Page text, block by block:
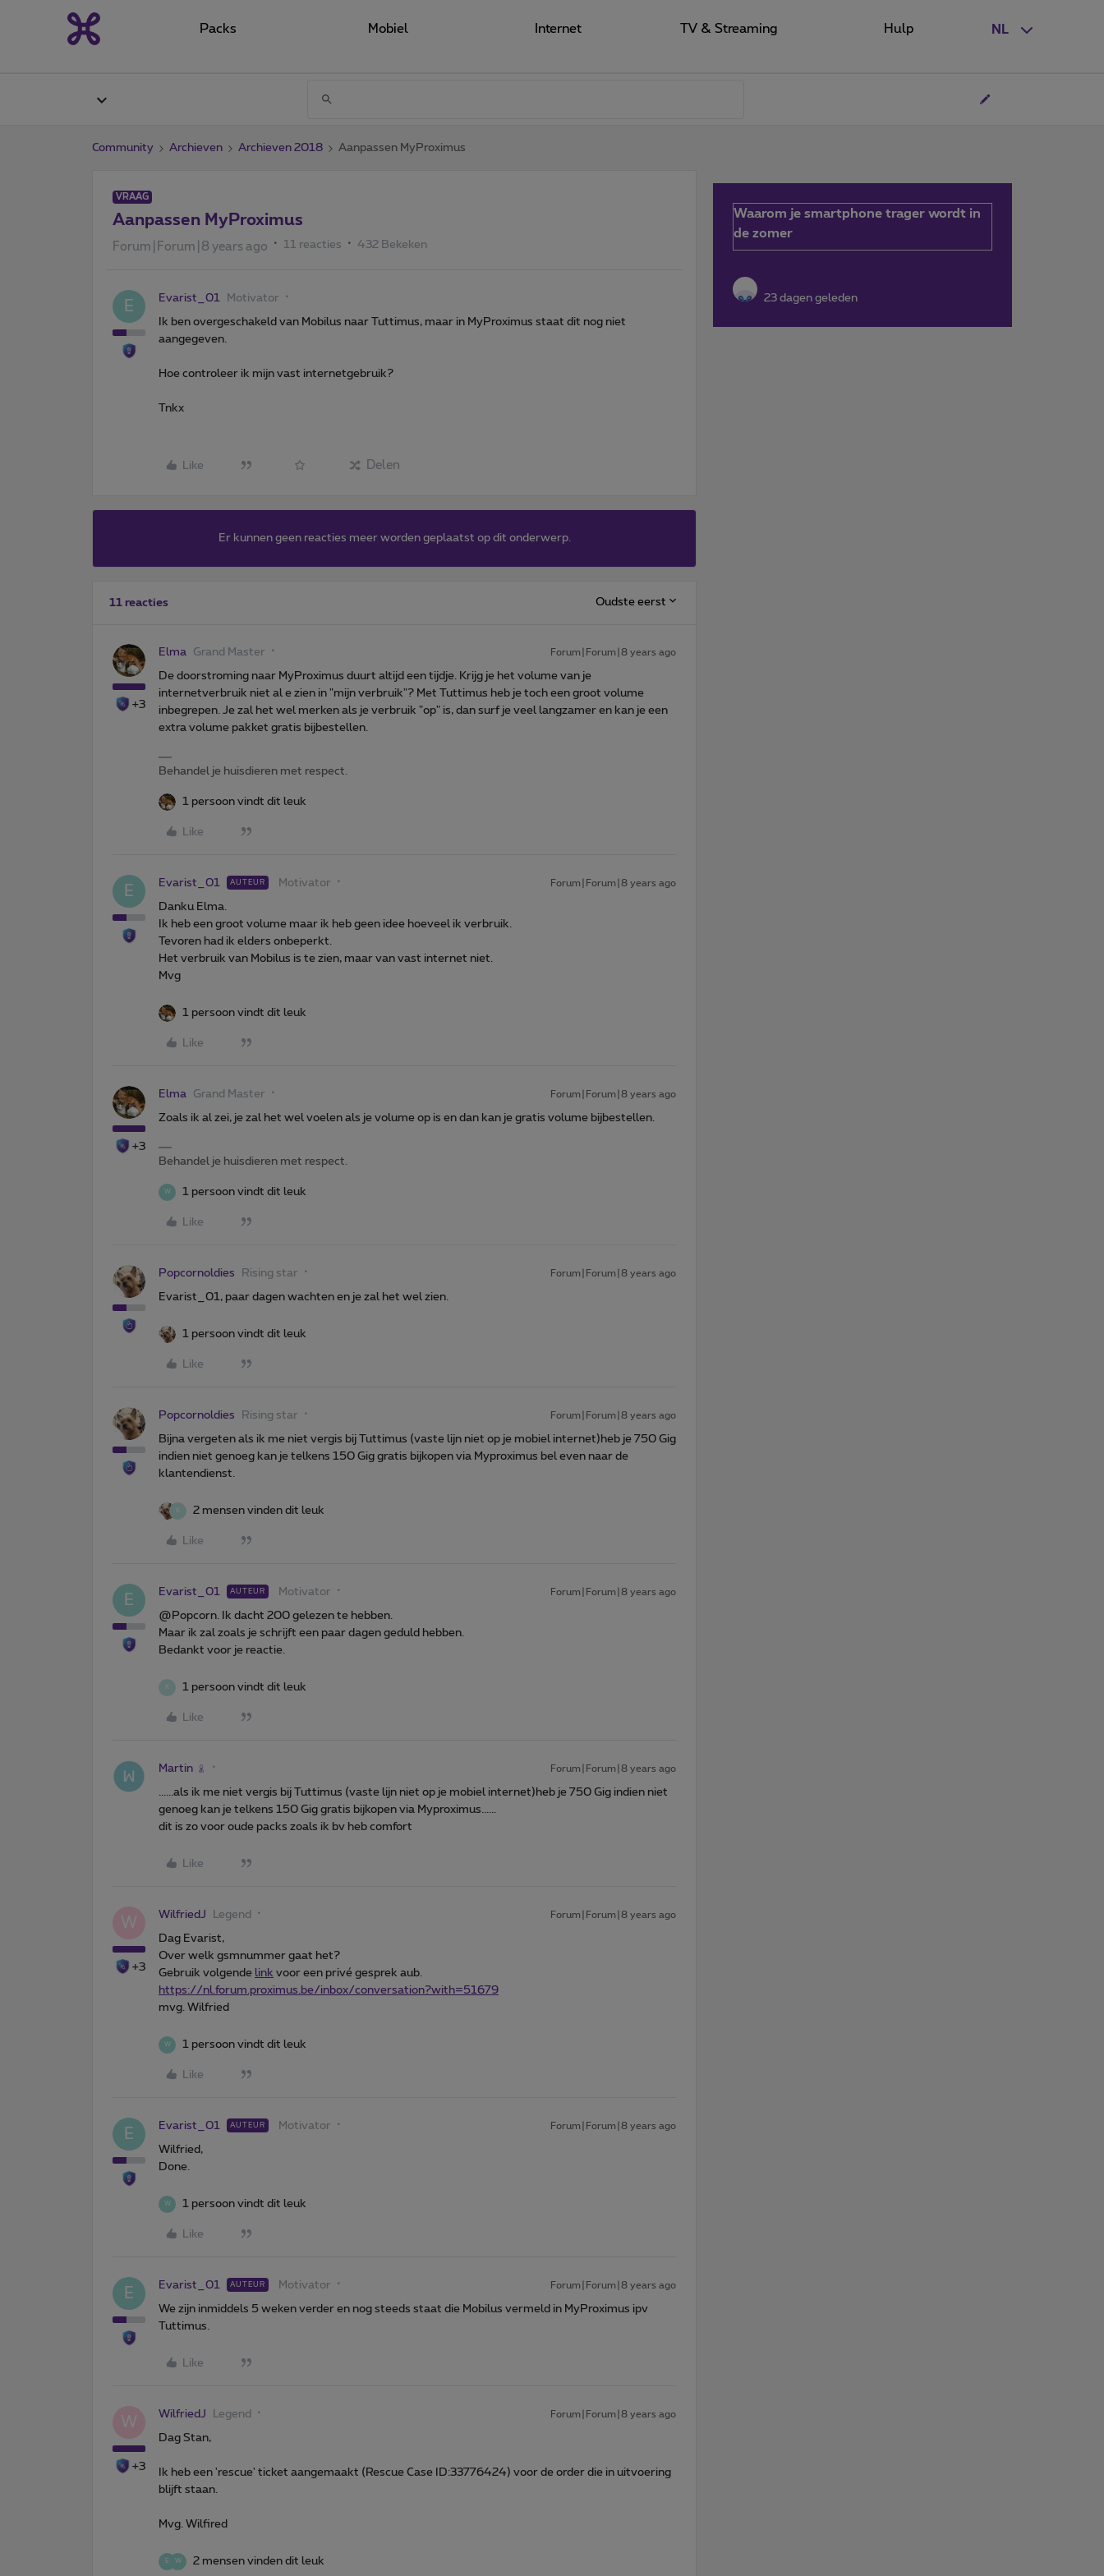
NL
Packs Mobiel Internet TV & Streaming Hulp
Community Archieven Archieven 2018 Aanpassen MyProximus
VRAAG
Aanpassen MyProximus
Forum|Forum|8 years ago 11 reacties 432 Bekeken
E Evarist_01 Motivator
Ik ben overgeschakeld van Mobilus naar Tuttimus, maar in MyProximus staat dit nog niet
aangegeven.
Hoe controleer ik mijn vast internetgebruik?
Tnkx
Like Delen
Er kunnen geen reacties meer worden geplaatst op dit onderwerp.
11 reacties Oudste eerst
+3
Elma Grand Master Forum|Forum|8 years ago
De doorstroming naar MyProximus duurt altijd een tijdje. Krijg je het volume van je
internetverbruik niet al e zien in "mijn verbruik"? Met Tuttimus heb je toch een groot volume
inbegrepen. Je zal het wel merken als je verbruik "op" is, dan surf je veel langzamer en kan je een
extra volume pakket gratis bijbestellen.
Behandel je huisdieren met respect.
1 persoon vindt dit leuk
Like
E Evarist_01 AUTEUR Motivator Forum|Forum|8 years ago
Danku Elma.
Ik heb een groot volume maar ik heb geen idee hoeveel ik verbruik.
Tevoren had ik elders onbeperkt.
Het verbruik van Mobilus is te zien, maar van vast internet niet.
Mvg
1 persoon vindt dit leuk
Like
+3
Elma Grand Master Forum|Forum|8 years ago
Zoals ik al zei, je zal het wel voelen als je volume op is en dan kan je gratis volume bijbestellen.
Behandel je huisdieren met respect.
W 1 persoon vindt dit leuk
Like
Popcornoldies Rising star Forum|Forum|8 years ago
Evarist_01, paar dagen wachten en je zal het wel zien.
1 persoon vindt dit leuk
Like
Popcornoldies Rising star Forum|Forum|8 years ago
Bijna vergeten als ik me niet vergis bij Tuttimus (vaste lijn niet op je mobiel internet)heb je 750 Gig
indien niet genoeg kan je telkens 150 Gig gratis bijkopen via Myproximus bel even naar de
klantendienst.
K 2 mensen vinden dit leuk
Like
E Evarist_01 AUTEUR Motivator Forum|Forum|8 years ago
@Popcorn. Ik dacht 200 gelezen te hebben.
Maar ik zal zoals je schrijft een paar dagen geduld hebben.
Bedankt voor je reactie.
K 1 persoon vindt dit leuk
Like
Martin Forum|Forum|8 years ago
......als ik me niet vergis bij Tuttimus (vaste lijn niet op je mobiel internet)heb je 750 Gig indien niet
genoeg kan je telkens 150 Gig gratis bijkopen via Myproximus......
dit is zo voor oude packs zoals ik bv heb comfort
Like
W
+3
WilfriedJ Legend Forum|Forum|8 years ago
Dag Evarist,
Over welk gsmnummer gaat het?
Gebruik volgende link voor een privé gesprek aub.
https://nl.forum.proximus.be/inbox/conversation?with=51679
mvg. Wilfried
W 1 persoon vindt dit leuk
Like
E Evarist_01 AUTEUR Motivator Forum|Forum|8 years ago
Wilfried,
Done.
W 1 persoon vindt dit leuk
Like
E Evarist_01 AUTEUR Motivator Forum|Forum|8 years ago
We zijn inmiddels 5 weken verder en nog steeds staat die Mobilus vermeld in MyProximus ipv
Tuttimus.
Like
W
+3
WilfriedJ Legend Forum|Forum|8 years ago
Dag Stan,
Ik heb een 'rescue' ticket aangemaakt (Rescue Case ID:33776424) voor de order die in uitvoering
blijft staan.
Mvg. Wilfired
E W 2 mensen vinden dit leuk
Waarom je smartphone trager wordt in
de zomer
23 dagen geleden